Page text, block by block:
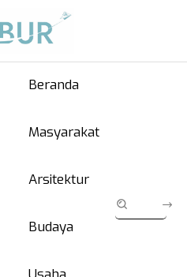
Beranda
Masyarakat
Arsitektur
Budaya